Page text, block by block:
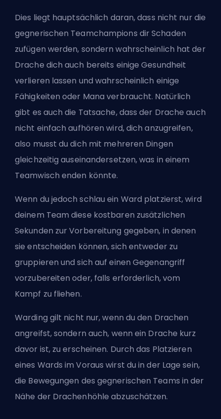
Dies liegt hauptsächlich daran, dass nicht nur die
gegnerischen Teamchampions dir Schaden
zufügen werden, sondern wahrscheinlich hat der
Drache dich auch bereits einige Gesundheit
verlieren lassen und wahrscheinlich einige
Fähigkeiten oder Mana verbraucht. Natürlich
gibt es auch die Tatsache, dass der Drache auch
nicht einfach aufhören wird, dich anzugreifen,
also musst du dich mit mehreren Dingen
gleichzeitig auseinandersetzen, was in einem
Teamwisch enden könnte.
Wenn du jedoch schlau ein Ward platzierst, wird
deinem Team diese kostbaren zusätzlichen
Sekunden zur Vorbereitung gegeben, in denen
sie entscheiden können, sich entweder zu
gruppieren und sich auf einen Gegenangriff
vorzubereiten oder, falls erforderlich, vom
Kampf zu fliehen.
Warding gilt nicht nur, wenn du den Drachen
angreifst, sondern auch, wenn ein Drache kurz
davor ist, zu erscheinen. Durch das Platzieren
eines Wards im Voraus wirst du in der Lage sein,
die Bewegungen des gegnerischen Teams in der
Nähe der Drachenhöhle abzuschätzen.